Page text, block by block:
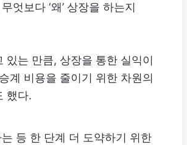
엇보다 ‘왜’ 상장을 하는지
있는 만큼, 상장을 통한 실익이
계 비용을 줄이기 위한 차원의
했다.
등 한 단계 더 도약하기 위한